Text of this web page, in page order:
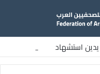
يدين استشهاد
إسرائيلي وسط قطاع غزة